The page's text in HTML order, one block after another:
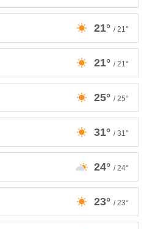
21° / 21°
21° / 21°
25° / 25°
31° / 31°
24° / 24°
23° / 23°